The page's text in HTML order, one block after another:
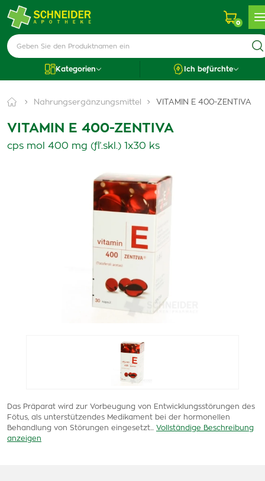
0
Kategorien Ich befürchte
Nahrungsergänzungsmittel VITAMIN E 400-ZENTIVA
VITAMIN E 400-ZENTIVA
cps mol 400 mg (fľ.skl.) 1x30 ks
Das Präparat wird zur Vorbeugung von Entwicklungsstörungen des
Fötus, als unterstützendes Medikament bei der hormonellen
Behandlung von Störungen eingesetzt...
Vollständige Beschreibung
anzeigen